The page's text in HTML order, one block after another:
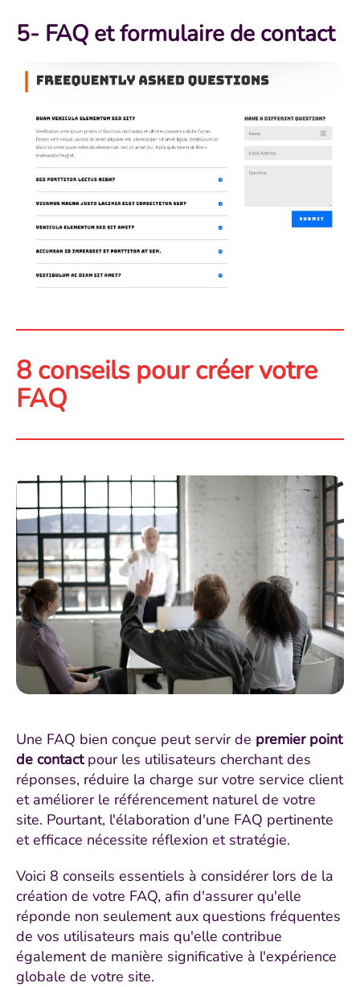
5- FAQ et formulaire de contact
8 conseils pour créer votre
FAQ
Une FAQ bien conçue peut servir de premier point
de contactpour les utilisateurs cherchant des
réponses, réduire la charge sur votre service client
et améliorer le référencement naturel de votre
site. Pourtant, l'élaboration d'une FAQ pertinente
et efficace nécessite réflexion et stratégie.
Voici 8 conseils essentiels à considérer lors de la
création de votre FAQ, afin d'assurer qu'elle
réponde non seulement aux questions fréquentes
de vos utilisateurs mais qu'elle contribue
également de manière significative à l'expérience
globale de votre site.